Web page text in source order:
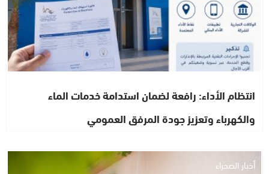
انتظام الأداء: رافعة لضمان استدامة خدمات الماء
والكهرباء وتعزيز جودة المرفق العمومي
أخبار الصحراء